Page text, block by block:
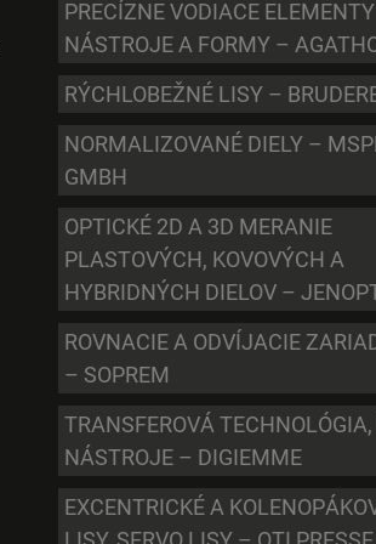
PRECÍZNE VODIACE
NÁSTROJE A FORMY –
RÝCHLOBEŽNÉ LISY –
NORMALIZOVANÉ DIELY –
GMBH
OPTICKÉ 2D A 3D MERANIE
PLASTOVÝCH, KOVOVÝCH A
HYBRIDNÝCH DIELOV –
ROVNACIE A ODVÍJACIE
– SOPREM
TRANSFEROVÁ
NÁSTROJE – DIGIEMME
EXCENTRICKÉ A